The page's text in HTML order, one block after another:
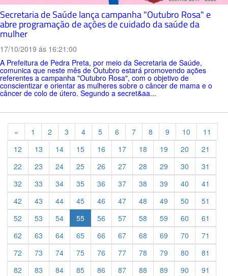
Secretaria de Saúde lança campanha "Outubro Rosa" e
abre programação de ações de cuidado da saúde da
mulher
17/10/2019 ás 16:21:00
A Prefeitura de Pedra Preta, por meio da Secretaria de Saúde,
comunica que neste mês de Outubro estará promovendo ações
referentes a campanha "Outubro Rosa", com o objetivo de
conscientizar e orientar as mulheres sobre o câncer de mama e o
câncer de colo de útero. Segundo a secret&aa...
« Previous
1 2 3 4 5 6 7 8 9 10
11
12
13 14 15 16 17 18 19 20
21
22
23 24 25 26 27 28 29 30
31
32
33 34 35 36 37 38 39 40
41
42
43 44 45 46 47 48 49 50
51
52
53 54 55 56 57 58 59 60
61
62
63 64 65 66 67 68 69 70
71
72
73 74 75 76 77 78 79 80
81
82
83 84 85 86 87 88 89 90
91